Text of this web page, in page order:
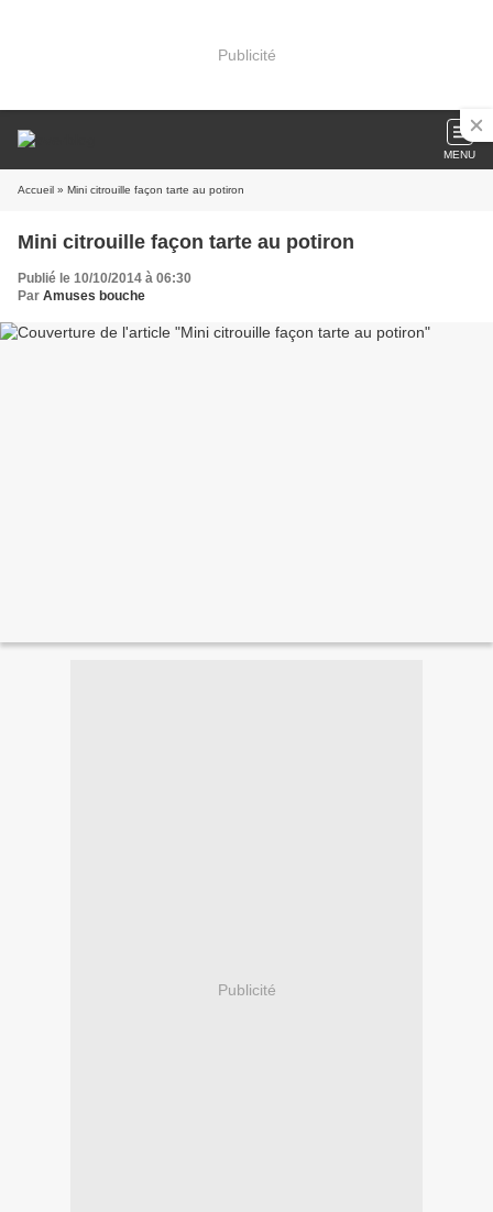
Publicité
MENU
Accueil » Mini citrouille façon tarte au potiron
Mini citrouille façon tarte au potiron
Publié le 10/10/2014 à 06:30
Par Amuses bouche
Publicité